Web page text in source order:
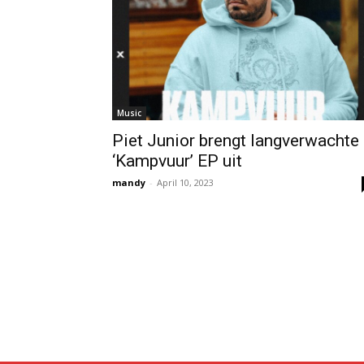
Music
Piet Junior brengt langverwachte
‘Kampvuur’ EP uit
mandy - April 10, 2023